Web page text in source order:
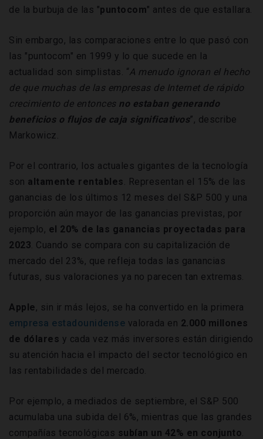
de la burbuja de las "puntocom" antes de que estallara.
Sin embargo, las comparaciones entre lo que pasó con
las "puntocom" en 1999 y lo que sucede en la
actualidad son simplistas. “A menudo ignoran el hecho
de que muchas de las empresas de Internet de rápido
crecimiento de entonces no estaban generando
beneficios o flujos de caja significativos”, describe
Markowicz.
Por el contrario, los actuales gigantes de la tecnología
son altamente rentables. Representan el 15% de las
ganancias de los últimos 12 meses del S&P 500 y una
proporción aún mayor de las ganancias previstas, por
ejemplo, el 20% de las ganancias proyectadas para
2023. Cuando se compara con su capitalización de
mercado del 23%, que refleja todas las ganancias
futuras, sus valoraciones ya no parecen tan extremas.
Apple, sin ir más lejos, se ha convertido en la primera
empresa estadounidense valorada en 2.000 millones
de dólares y cada vez más inversores están dirigiendo
su atención hacia el impacto del sector tecnológico en
las rentabilidades del mercado.
Por ejemplo, a mediados de septiembre, el S&P 500
acumulaba una subida del 6%, mientras que las grandes
compañías tecnológicas subían un 42% en conjunto.